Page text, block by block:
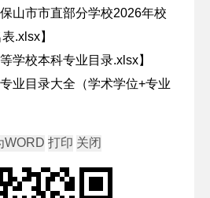
山市市直部分学校2026年校
.xlsx】
学校本科专业目录.xlsx】
业目录大全（学术学位+专业